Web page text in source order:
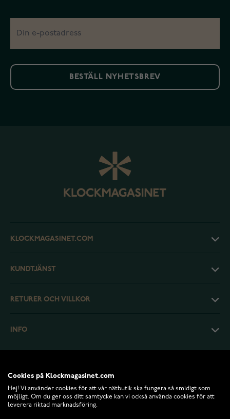
BESTÄLL NYHETSBREV
KLOCKMAGASINET.COM
KUNDTJÄNST
RETURER OCH VILLKOR
INFO
Cookies på Klockmagasinet.com
Hej! Vi använder cookies för att vår nätbutik ska fungera så smidigt som
möjligt. Om du ger oss ditt samtycke kan vi också använda cookies för att
leverera riktad marknadsföring.